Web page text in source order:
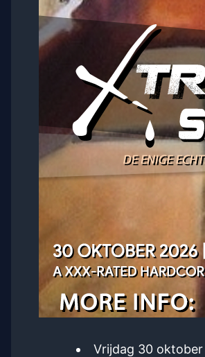
Vrijdag 30